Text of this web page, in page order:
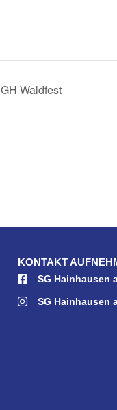
Waldfest
KONTAKT
SG Hainhausen
SG Hainhausen